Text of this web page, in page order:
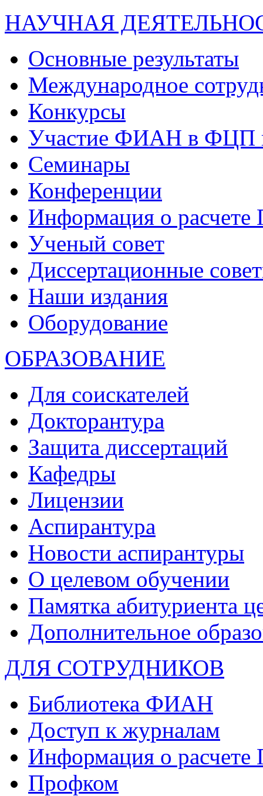
НАУЧНАЯ
Основные результаты
Международное
Конкурсы
Участие ФИАН в ФЦП
Семинары
Конференции
Информация о
Ученый совет
Диссертационные
Наши издания
Оборудование
ОБРАЗОВАНИЕ
Для соискателей
Докторантура
Защита диссертаций
Кафедры
Лицензии
Аспирантура
Новости аспирантуры
О целевом обучении
Памятка абитуриента
Дополнительное
ДЛЯ СОТРУДНИКОВ
Библиотека ФИАН
Доступ к журналам
Информация о
Профком